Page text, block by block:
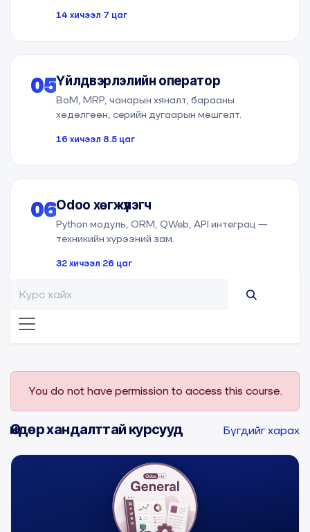
14 хичээл·7 цаг
05Үйлдвэрлэлийн оператор
BoM, MRP, чанарын хяналт, барааны
хөдөлгөөн, серийн дугаарын мөшгөлт.
16 хичээл·8.5 цаг
06Odoo хөгжүүлэгч
Python модуль, ORM, QWeb, API интеграц —
техникийн хүрээний зам.
32 хичээл·26 цаг
You do not have permission to access this course.
Бүгдийг харах
Өндөр хандалттай курсууд